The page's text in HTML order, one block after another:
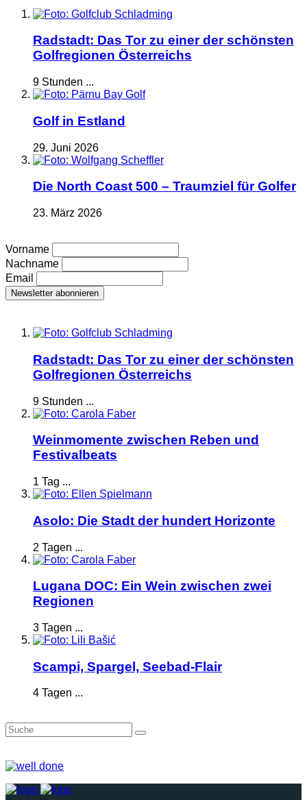
Radstadt: Das Tor zu einer der schönsten
Golfregionen Österreichs
9 Stunden ...
Golf in Estland
29. Juni 2026
Die North Coast 500 – Traumziel für Golfer
23. März 2026
Vorname
Nachname
Email
Radstadt: Das Tor zu einer der schönsten
Golfregionen Österreichs
9 Stunden ...
Weinmomente zwischen Reben und
Festivalbeats
1 Tag ...
Asolo: Die Stadt der hundert Horizonte
2 Tagen ...
Lugana DOC: Ein Wein zwischen zwei
Regionen
3 Tagen ...
Scampi, Spargel, Seebad-Flair
4 Tagen ...